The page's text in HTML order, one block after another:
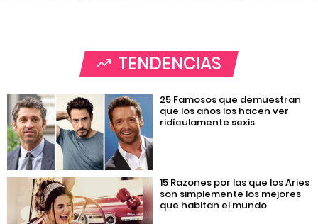
TENDENCIAS
25 Famosos que demuestran
que los años los hacen ver
ridículamente sexis
15 Razones por las que los Aries
son simplemente los mejores
que habitan el mundo